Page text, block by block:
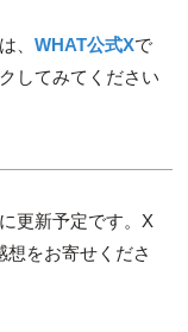
、 WHAT公式Xで
してみてください
更新予定です。X
想をお寄せくださ